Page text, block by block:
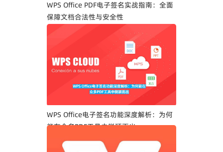
WPS Office PDF电子签名实战指南：全面
保障文档合法性与安全性
WPS Office电子签名功能深度解析：为何
能在众多PDF工具中脱颖而出